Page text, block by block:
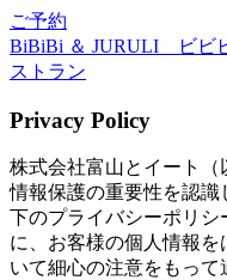
ご予約
BiBiBi ＆ JURULI ビビ
ストラン
Privacy Policy
株式会社富山とイート（
情報保護の重要性を認
下のプライバシーポリシ
に、お客様の個人情報
いて細心の注意をもって